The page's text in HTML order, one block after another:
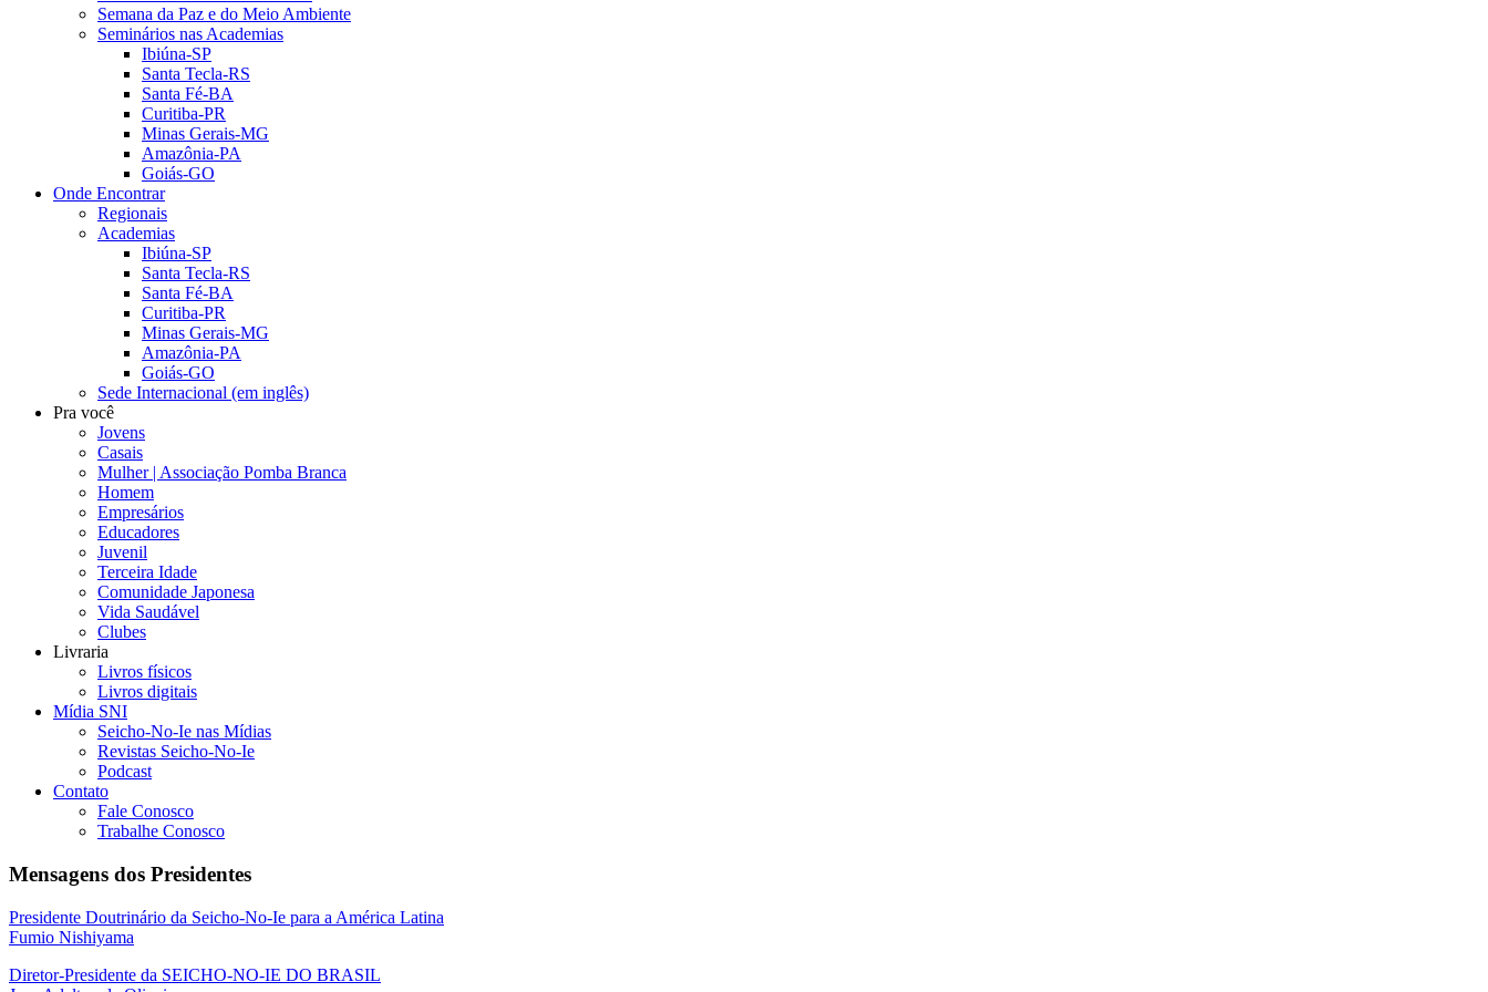
Semana da Paz e do Meio Ambiente
Seminários nas Academias
Ibiúna-SP
Santa Tecla-RS
Santa Fé-BA
Curitiba-PR
Minas Gerais-MG
Amazônia-PA
Goiás-GO
Onde Encontrar
Regionais
Academias
Ibiúna-SP
Santa Tecla-RS
Santa Fé-BA
Curitiba-PR
Minas Gerais-MG
Amazônia-PA
Goiás-GO
Sede Internacional (em inglês)
Pra você
Jovens
Casais
Mulher | Associação Pomba Branca
Homem
Empresários
Educadores
Juvenil
Terceira Idade
Comunidade Japonesa
Vida Saudável
Clubes
Livraria
Livros físicos
Livros digitais
Mídia SNI
Seicho-No-Ie nas Mídias
Revistas Seicho-No-Ie
Podcast
Contato
Fale Conosco
Trabalhe Conosco
Mensagens dos Presidentes
Presidente Doutrinário da Seicho-No-Ie para a América Latina
Fumio Nishiyama
Diretor-Presidente da SEICHO-NO-IE DO BRASIL